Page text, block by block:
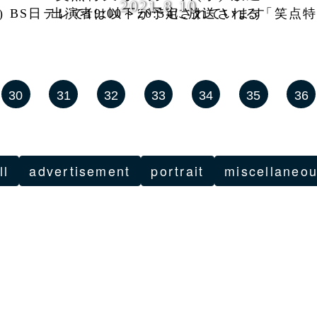
春風亭ぴっかり☆が、2021年8月11日(水) BS日テレで19:00～20:54に放送される「笑点特大号２時間ＳＰ」に出演します。 内容と出演者は以下が予定されています
2021.8.10
30 31 32 33 34 35 36
advertisement portrait